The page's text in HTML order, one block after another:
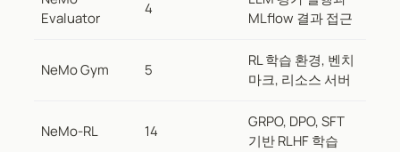
Evaluator
4
MLflow 결과 접근
NeMo Gym 5
RL 학습 환경, 벤치
마크, 리소스 서버
NeMo-RL 14
GRPO, DPO, SFT
기반 RLHF 학습